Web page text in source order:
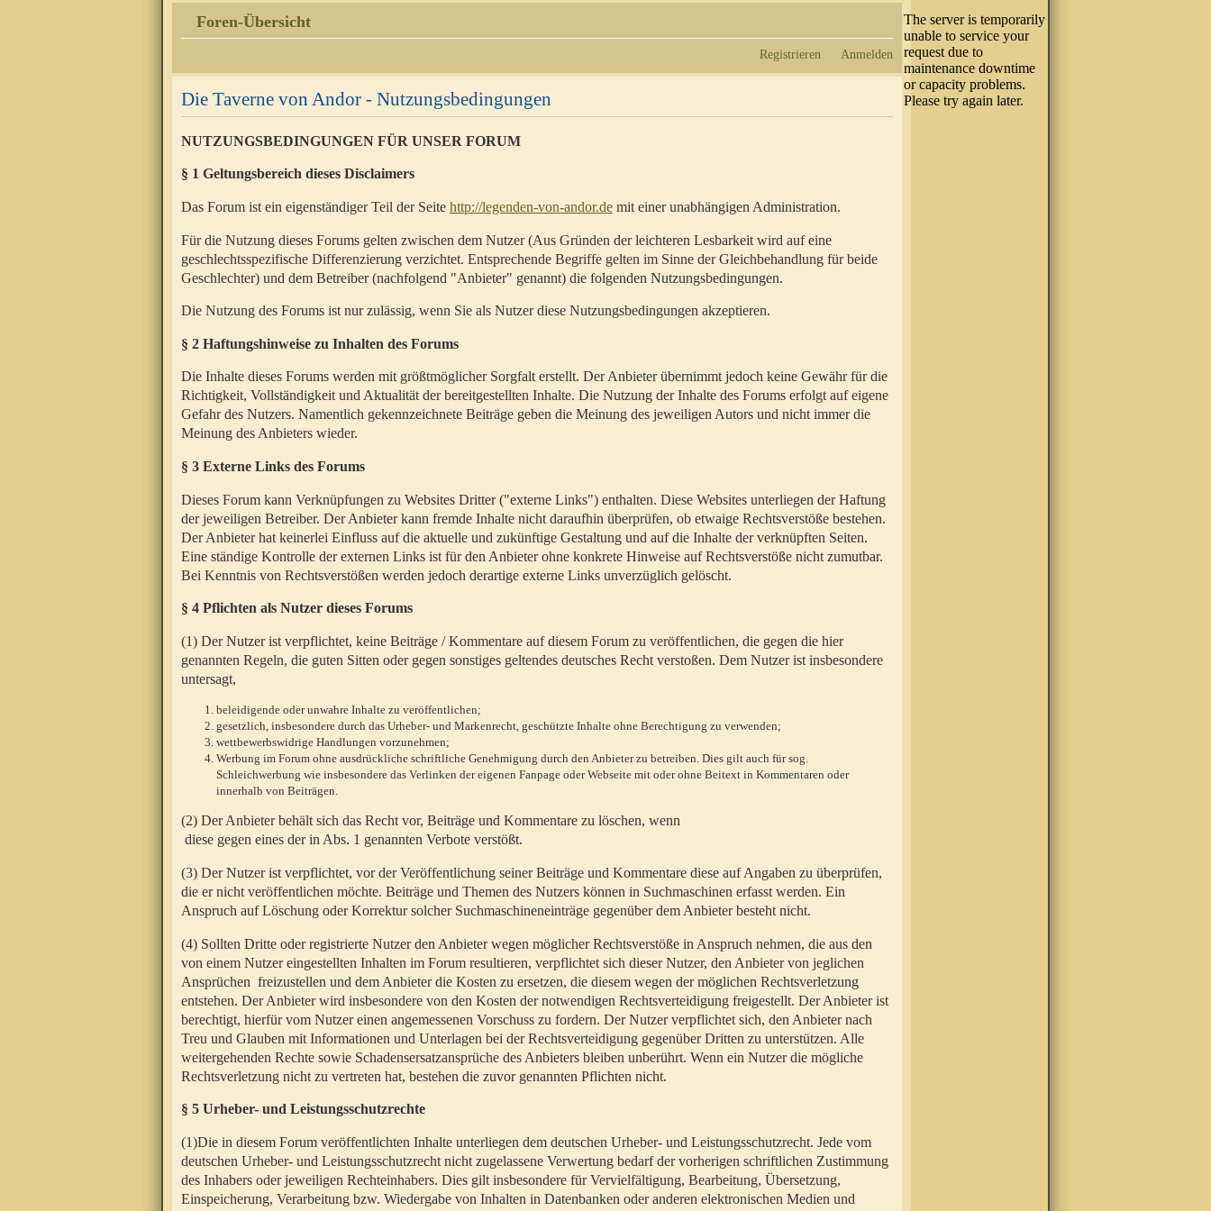
Foren-Übersicht
Registrieren Anmelden
Die Taverne von Andor - Nutzungsbedingungen
NUTZUNGSBEDINGUNGEN FÜR UNSER FORUM
§ 1 Geltungsbereich dieses Disclaimers
Das Forum ist ein eigenständiger Teil der Seite http://legenden-von-andor.de mit einer unabhängigen Administration.
Für die Nutzung dieses Forums gelten zwischen dem Nutzer (Aus Gründen der leichteren Lesbarkeit wird auf eine
geschlechtsspezifische Differenzierung verzichtet. Entsprechende Begriffe gelten im Sinne der Gleichbehandlung für beide
Geschlechter) und dem Betreiber (nachfolgend "Anbieter" genannt) die folgenden Nutzungsbedingungen.
Die Nutzung des Forums ist nur zulässig, wenn Sie als Nutzer diese Nutzungsbedingungen akzeptieren.
§ 2 Haftungshinweise zu Inhalten des Forums
Die Inhalte dieses Forums werden mit größtmöglicher Sorgfalt erstellt. Der Anbieter übernimmt jedoch keine Gewähr für die
Richtigkeit, Vollständigkeit und Aktualität der bereitgestellten Inhalte. Die Nutzung der Inhalte des Forums erfolgt auf eigene
Gefahr des Nutzers. Namentlich gekennzeichnete Beiträge geben die Meinung des jeweiligen Autors und nicht immer die
Meinung des Anbieters wieder.
§ 3 Externe Links des Forums
Dieses Forum kann Verknüpfungen zu Websites Dritter ("externe Links") enthalten. Diese Websites unterliegen der Haftung
der jeweiligen Betreiber. Der Anbieter kann fremde Inhalte nicht daraufhin überprüfen, ob etwaige Rechtsverstöße bestehen.
Der Anbieter hat keinerlei Einfluss auf die aktuelle und zukünftige Gestaltung und auf die Inhalte der verknüpften Seiten.
Eine ständige Kontrolle der externen Links ist für den Anbieter ohne konkrete Hinweise auf Rechtsverstöße nicht zumutbar.
Bei Kenntnis von Rechtsverstößen werden jedoch derartige externe Links unverzüglich gelöscht.
§ 4 Pflichten als Nutzer dieses Forums
(1) Der Nutzer ist verpflichtet, keine Beiträge / Kommentare auf diesem Forum zu veröffentlichen, die gegen die hier
genannten Regeln, die guten Sitten oder gegen sonstiges geltendes deutsches Recht verstoßen. Dem Nutzer ist insbesondere
untersagt,
beleidigende oder unwahre Inhalte zu veröffentlichen;
gesetzlich, insbesondere durch das Urheber- und Markenrecht, geschützte Inhalte ohne Berechtigung zu verwenden;
wettbewerbswidrige Handlungen vorzunehmen;
Werbung im Forum ohne ausdrückliche schriftliche Genehmigung durch den Anbieter zu betreiben. Dies gilt auch für sog.
Schleichwerbung wie insbesondere das Verlinken der eigenen Fanpage oder Webseite mit oder ohne Beitext in Kommentaren oder
innerhalb von Beiträgen.
(2) Der Anbieter behält sich das Recht vor, Beiträge und Kommentare zu löschen, wenn
diese gegen eines der in Abs. 1 genannten Verbote verstößt.
(3) Der Nutzer ist verpflichtet, vor der Veröffentlichung seiner Beiträge und Kommentare diese auf Angaben zu überprüfen,
die er nicht veröffentlichen möchte. Beiträge und Themen des Nutzers können in Suchmaschinen erfasst werden. Ein
Anspruch auf Löschung oder Korrektur solcher Suchmaschineneinträge gegenüber dem Anbieter besteht nicht.
(4) Sollten Dritte oder registrierte Nutzer den Anbieter wegen möglicher Rechtsverstöße in Anspruch nehmen, die aus den
von einem Nutzer eingestellten Inhalten im Forum resultieren, verpflichtet sich dieser Nutzer, den Anbieter von jeglichen
Ansprüchen freizustellen und dem Anbieter die Kosten zu ersetzen, die diesem wegen der möglichen Rechtsverletzung
entstehen. Der Anbieter wird insbesondere von den Kosten der notwendigen Rechtsverteidigung freigestellt. Der Anbieter ist
berechtigt, hierfür vom Nutzer einen angemessenen Vorschuss zu fordern. Der Nutzer verpflichtet sich, den Anbieter nach
Treu und Glauben mit Informationen und Unterlagen bei der Rechtsverteidigung gegenüber Dritten zu unterstützen. Alle
weitergehenden Rechte sowie Schadensersatzansprüche des Anbieters bleiben unberührt. Wenn ein Nutzer die mögliche
Rechtsverletzung nicht zu vertreten hat, bestehen die zuvor genannten Pflichten nicht.
§ 5 Urheber- und Leistungsschutzrechte
(1)Die in diesem Forum veröffentlichten Inhalte unterliegen dem deutschen Urheber- und Leistungsschutzrecht. Jede vom
deutschen Urheber- und Leistungsschutzrecht nicht zugelassene Verwertung bedarf der vorherigen schriftlichen Zustimmung
des Inhabers oder jeweiligen Rechteinhabers. Dies gilt insbesondere für Vervielfältigung, Bearbeitung, Übersetzung,
Einspeicherung, Verarbeitung bzw. Wiedergabe von Inhalten in Datenbanken oder anderen elektronischen Medien und